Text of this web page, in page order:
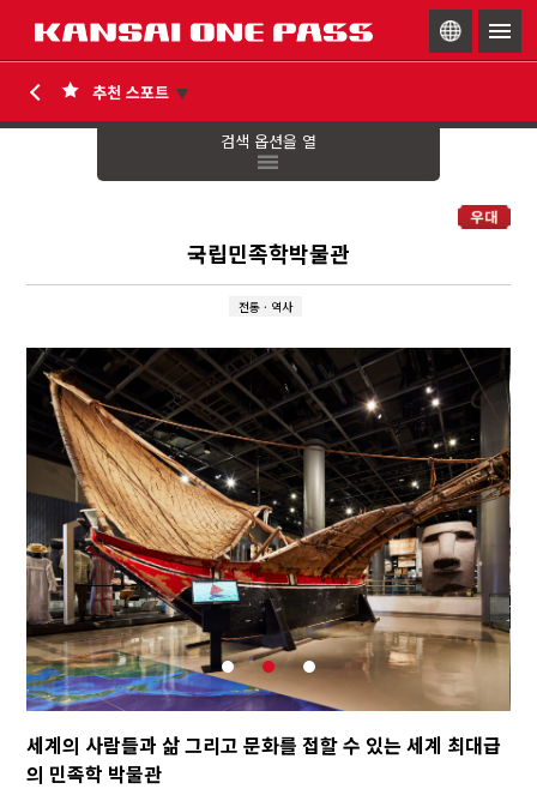
검색 옵션을 열
국립민족학박물관
전통 · 역사
세계의 사람들과 삶 그리고 문화를 접할 수 있는 세계 최대급
의 민족학 박물관